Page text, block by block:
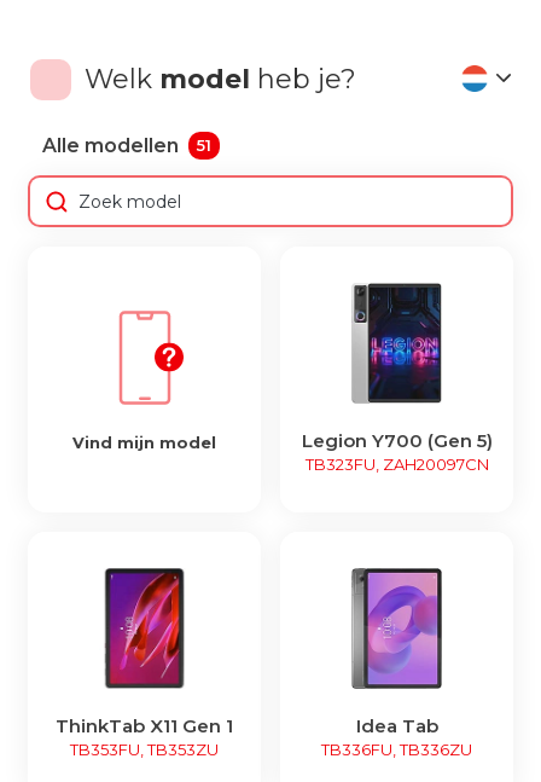
Welk model heb je?
Alle modellen 51
Vind mijn model Legion Y700 (Gen 5)
TB323FU, ZAH20097CN
ThinkTab X11 Gen 1
TB353FU, TB353ZU
Idea Tab
TB336FU, TB336ZU